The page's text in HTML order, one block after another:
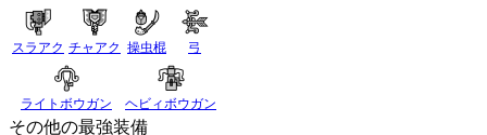
スラアク チャアク 操虫棍 弓
ライトボウガン ヘビィボウガン
その他の最強装備